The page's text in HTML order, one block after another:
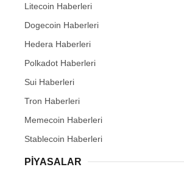
Litecoin Haberleri
Dogecoin Haberleri
Hedera Haberleri
Polkadot Haberleri
Sui Haberleri
Tron Haberleri
Memecoin Haberleri
Stablecoin Haberleri
PIYASALAR